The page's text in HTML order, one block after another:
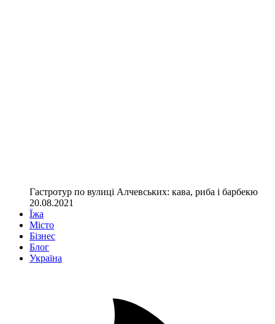
Гастротур по вулиці Алчевських: кава, риба і барбекю
20.08.2021
Їжа
Місто
Бізнес
Блог
Україна